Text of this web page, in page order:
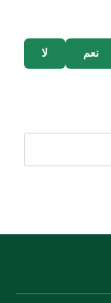
لا نعم